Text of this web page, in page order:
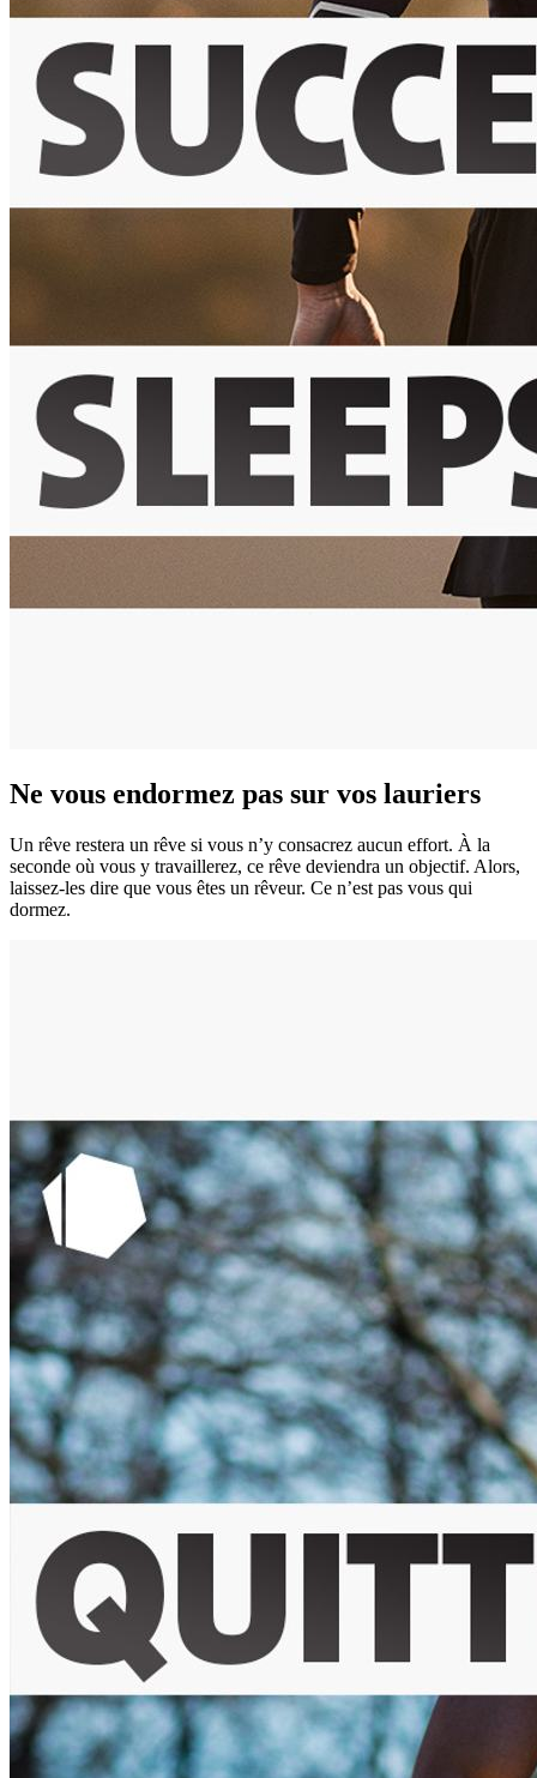
Ne vous endormez pas sur vos lauriers
Un rêve restera un rêve si vous n’y consacrez aucun effort. À la
seconde où vous y travaillerez, ce rêve deviendra un objectif. Alors,
laissez-les dire que vous êtes un rêveur. Ce n’est pas vous qui
dormez.